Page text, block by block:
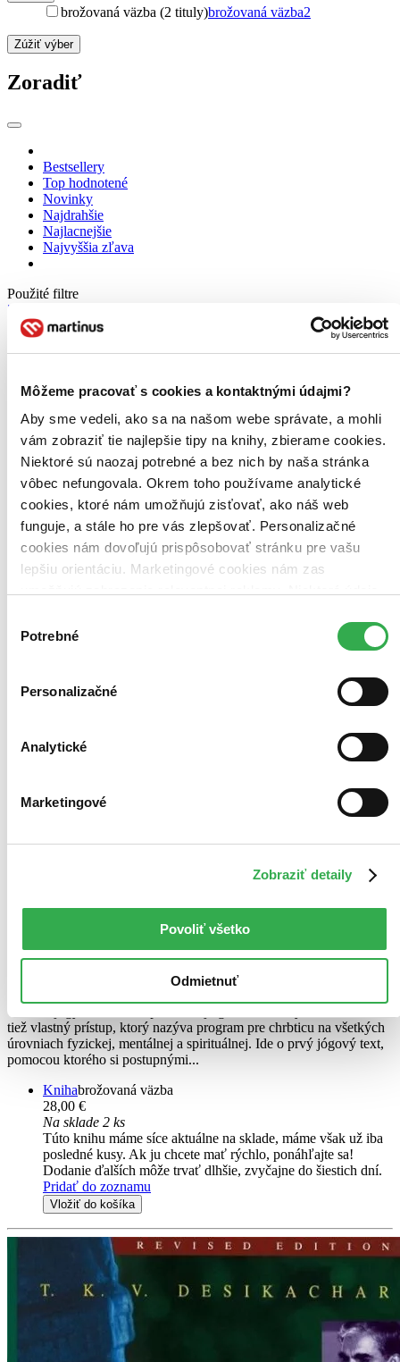
Môžeme pracovať s cookies a kontaktnými údajmi?
Aby sme vedeli, ako sa na našom webe správate, a mohli
vám zobraziť tie najlepšie tipy na knihy, zbierame cookies.
Niektoré sú naozaj potrebné a bez nich by naša stránka
vôbec nefungovala. Okrem toho používame analytické
cookies, ktoré nám umožňujú zisťovať, ako náš web
funguje, a stále ho pre vás zlepšovať. Personalizačné
cookies nám dovoľujú prispôsobovať stránku pre vašu
lepšiu orientáciu. Marketingové cookies nám zas
keby sme mohli používať všetky tieto cookies. Ďakujeme!
súhlasu
Potrebné
Personalizačné
Analytické
Marketingové
Zobraziť detaily
Povoliť všetko
Odmietnuť
brožovaná väzba (2 tituly)brožovaná väzba2
Zúžiť výber
Zoradiť
Bestsellery
Top hodnotené
Novinky
Najdrahšie
Najlacnejšie
Najvyššia zľava
Použité filtre
Zrušiť filtre
dostupné
Srdce jógy
V Srdci jógy Desikachar predstavuje gro otcovho systému učenia a
tiež vlastný prístup, ktorý nazýva program pre chrbticu na všetkých
úrovniach fyzickej, mentálnej a spirituálnej. Ide o prvý jógový text,
pomocou ktorého si postupnými...
Knihabrožovaná väzba
28,00 €
Na sklade 2 ks
Túto knihu máme síce aktuálne na sklade, máme však už iba
posledné kusy. Ak ju chcete mať rýchlo, ponáhľajte sa!
Dodanie ďalších môže trvať dlhšie, zvyčajne do šiestich dní.
Pridať do zoznamu
Vložiť do košíka